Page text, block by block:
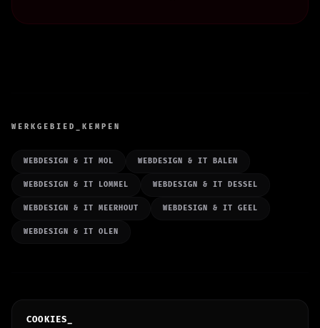
WERKGEBIED_KEMPEN
WEBDESIGN & IT MOL WEBDESIGN & IT BALEN
WEBDESIGN & IT LOMMEL WEBDESIGN & IT DESSEL
WEBDESIGN & IT MEERHOUT WEBDESIGN & IT GEEL
WEBDESIGN & IT OLEN
© 2026 JUNO Z&B. ALL SYSTEMS OPERATIONAL.
COOKIES_